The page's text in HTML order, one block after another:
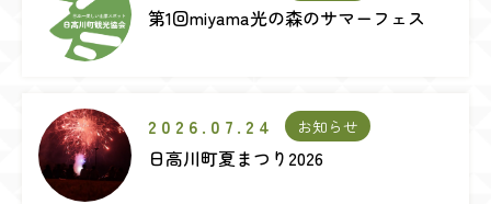
第1回miyama光の森のサマーフェス
2026.07.24 お知らせ
日高川町夏まつり2026